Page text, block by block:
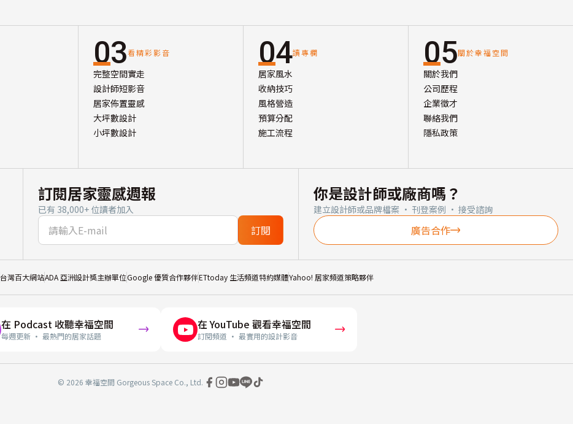
03看精彩影音
完整空間實走
設計師短影音
居家佈置靈感
大坪數設計
小坪數設計
04讀專欄
居家風水
收納技巧
風格營造
預算分配
施工流程
05關於幸福空間
關於我們
公司歷程
企業徵才
聯絡我們
隱私政策
訂閱居家靈感週報
已有 38,000+ 位讀者加入
訂閱
你是設計師或廠商嗎？
建立設計師或品牌檔案 · 刊登案例 · 接受諮詢
廣告合作
台灣百大網站ADA 亞洲設計獎主辦單位Google 優質合作夥伴ETtoday 生活頻道特約媒體Yahoo! 居家頻道策略夥伴
在 Podcast 收聽幸福空間
每週更新 · 最熱門的居家話題
在 YouTube 觀看幸福空間
訂閱頻道 · 最實用的設計影音
© 2026 幸福空間 Gorgeous Space Co., Ltd.